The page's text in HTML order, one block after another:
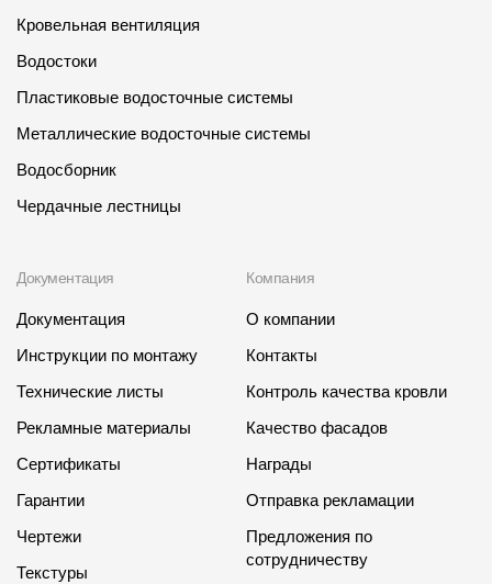
Кровельная вентиляция
Водостоки
Пластиковые водосточные системы
Металлические водосточные системы
Водосборник
Чердачные лестницы
Документация
Документация
Инструкции по монтажу
Технические листы
Рекламные материалы
Сертификаты
Гарантии
Чертежи
Текстуры
Компания
О компании
Контакты
Контроль качества кровли
Качество фасадов
Награды
Отправка рекламации
Предложения по
сотрудничеству